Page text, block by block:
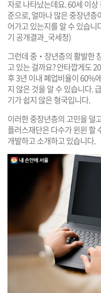
자로 나타났는데요. 60세 이
준으로, 얼마나 많은 중장년
어가고 있는지를 알 수 있습
기 공개결과_국세청)
그런데 중‧장년층의 활발한
고 있는 걸까요? 안타깝게도
후 3년 이내 폐업비율이 60%
지 않은 것을 알 수 있습니다.
기가 쉽지 않은 형국입니다.
이러한 중장년층의 고민을 덜
플러스재단은 다수가 윈윈 할
개발하고 소개하고 있습니다.